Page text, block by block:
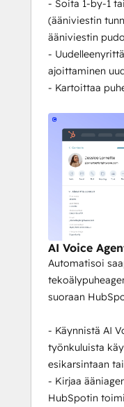
- Soita 1-by-1
(ääniviestin
ääniviestin
-
ajoittaminen
- Kartoittaa
AI Voice
Automatisoi
suoraan
- Käynnistä AI
työnkuluista
esikarsintaan
- Kirjaa
HubSpotin